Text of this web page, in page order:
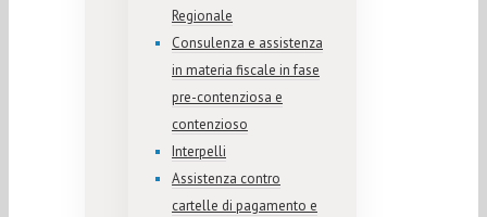
Regionale
Consulenza e assistenza
in materia fiscale in fase
pre-contenziosa e
contenzioso
Interpelli
Assistenza contro
cartelle di pagamento e